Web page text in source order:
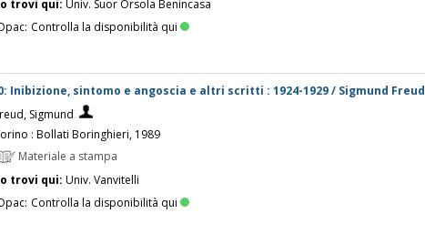
trovi qui: Univ. Suor Orsola Benincasa
Controlla la disponibilità qui
Inibizione, sintomo e angoscia e altri scritti : 1924-1929 / Sigmund Freud
Sigmund
: Bollati Boringhieri, 1989
Materiale a stampa
trovi qui: Univ. Vanvitelli
Controlla la disponibilità qui